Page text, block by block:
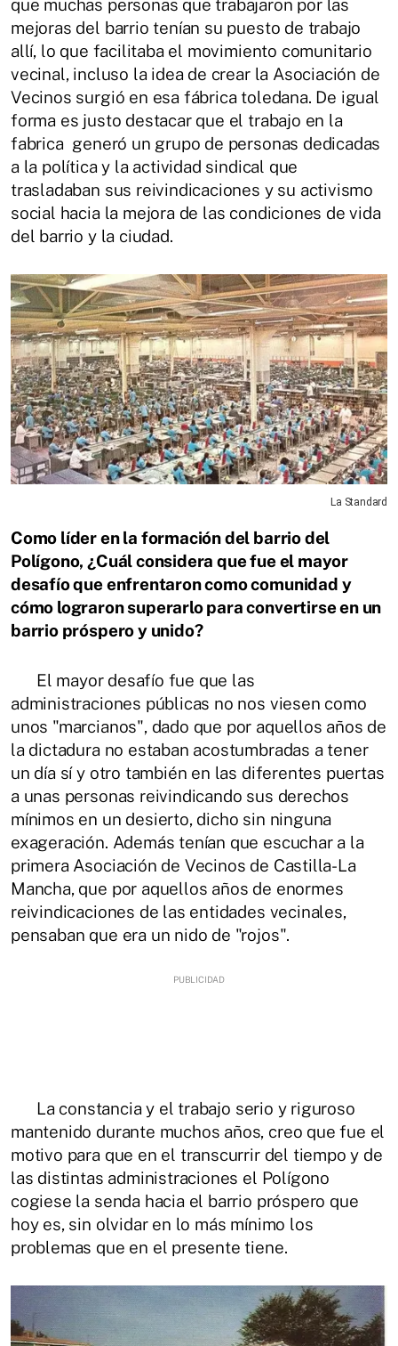
que muchas personas que trabajaron por las
mejoras del barrio tenían su puesto de trabajo
allí, lo que facilitaba el movimiento comunitario
vecinal, incluso la idea de crear la Asociación de
Vecinos surgió en esa fábrica toledana. De igual
forma es justo destacar que el trabajo en la
fabrica generó un grupo de personas dedicadas
a la política y la actividad sindical que
trasladaban sus reivindicaciones y su activismo
social hacia la mejora de las condiciones de vida
del barrio y la ciudad.
La Standard
Como líder en la formación del barrio del
Polígono, ¿Cuál considera que fue el mayor
desafío que enfrentaron como comunidad y
cómo lograron superarlo para convertirse en un
barrio próspero y unido?
El mayor desafío fue que las
administraciones públicas no nos viesen como
unos "marcianos", dado que por aquellos años de
la dictadura no estaban acostumbradas a tener
un día sí y otro también en las diferentes puertas
a unas personas reivindicando sus derechos
mínimos en un desierto, dicho sin ninguna
exageración. Además tenían que escuchar a la
primera Asociación de Vecinos de Castilla-La
Mancha, que por aquellos años de enormes
reivindicaciones de las entidades vecinales,
pensaban que era un nido de "rojos".
La constancia y el trabajo serio y riguroso
mantenido durante muchos años, creo que fue el
motivo para que en el transcurrir del tiempo y de
las distintas administraciones el Polígono
cogiese la senda hacia el barrio próspero que
hoy es, sin olvidar en lo más mínimo los
problemas que en el presente tiene.